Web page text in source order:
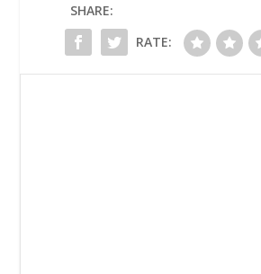
SHARE:
RATE: